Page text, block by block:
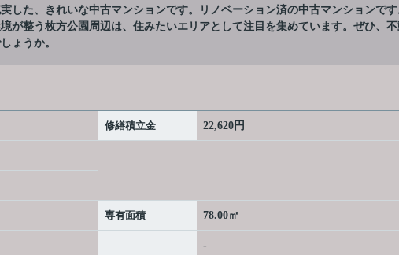
した、きれいな中古マンションです。リノベーション済の中古マンションです
が整う枚方公園周辺は、住みたいエリアとして注目を集めています。ぜひ、
ょうか。
修繕積立金 22,620円
専有面積 78.00㎡
-